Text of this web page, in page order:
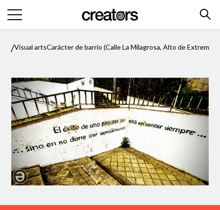
/Visual arts/
Carácter de barrio (Calle La Milagrosa, Alto de